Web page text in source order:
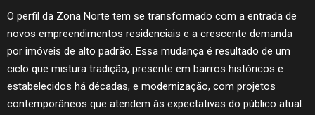
O perfil da Zona Norte tem se transformado com a entrada de
novos empreendimentos residenciais e a crescente demanda
por imóveis de alto padrão. Essa mudança é resultado de um
ciclo que mistura tradição, presente em bairros históricos e
estabelecidos há décadas, e modernização, com projetos
contemporâneos que atendem às expectativas do público atual.